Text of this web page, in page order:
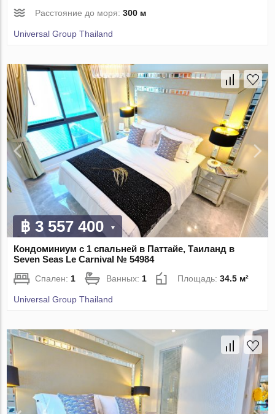
Расстояние до моря:300 м
Universal Group Thailand
฿ 3 557 400
Кондоминиум с 1 спальней в Паттайе, Таиланд в
Seven Seas Le Carnival № 54984
Спален:1 Ванных:1 Площадь:34.5 м²
Universal Group Thailand